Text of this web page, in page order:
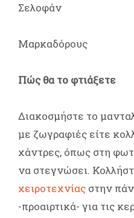
Σελοφάν
Μαρκαδόρους
Πώς θα το φτιάξετε
Διακοσμήστε το
με ζωγραφιές είτε
χάντρες, όπως στη
να στεγνώσει.
χειροτεχνίας στην
-προαιρτικά- για τις